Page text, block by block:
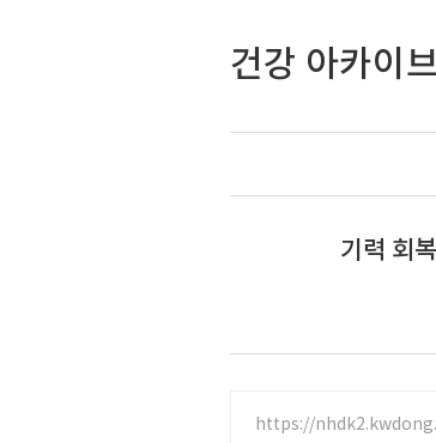
건강 아카이브
기력 회
https://